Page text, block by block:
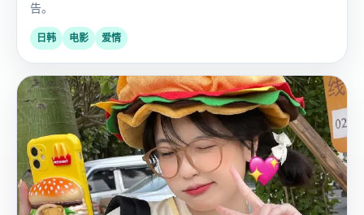
告。
日韩 电影
爱情
2020
国